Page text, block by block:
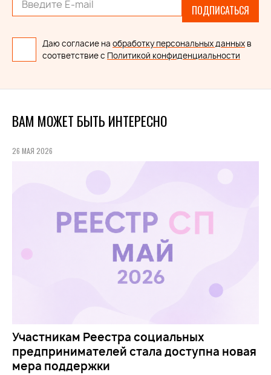
ПОДПИСАТЬСЯ
Даю согласие на обработку персональных данных в
соответствие с Политикой конфиденциальности
ВАМ МОЖЕТ БЫТЬ ИНТЕРЕСНО
26 МАЯ 2026
Участникам Реестра социальных
предпринимателей стала доступна новая
мера поддержки